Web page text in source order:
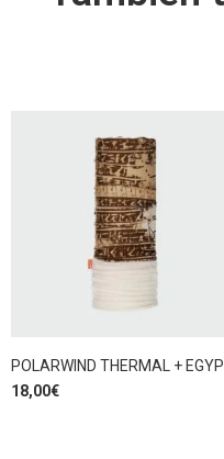
POLARWIND THERMAL +
18,00€